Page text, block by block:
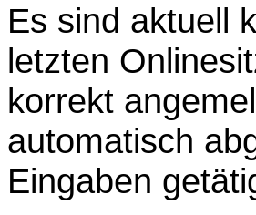
Es sind aktuell
letzten
korrekt
automatisch
Eingaben